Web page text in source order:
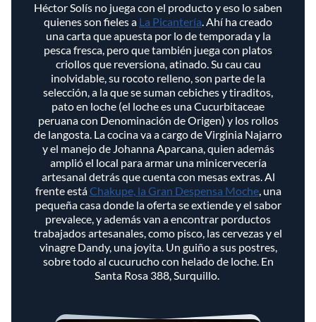
Héctor Solís no juega con el producto y eso lo saben
quienes son fieles a La Picantería. Ahí ha creado
una carta que apuesta por lo de temporada y la
pesca fresca, pero que también juega con platos
criollos que reversiona, atinado. Su cau cau
inolvidable, su rocoto relleno, son parte de la
selección, a la que se suman cebiches y tiraditos,
pato en loche (el loche es una Cucurbitaceae
peruana con Denominación de Origen) y los rollos
de langosta. La cocina va a cargo de Virginia Najarro
y el manejo de Johanna Aparcana, quien además
amplió el local para armar una minicervecería
artesanal detrás que cuenta con mesas extras. Al
frente estáChakupe, la Gran Despensa Moche, una
pequeña casa donde la oferta se extiende y el sabor
prevalece, y además van a encontrar porductos
trabajados artesanales, como pisco, las cervezas y el
vinagre Dandy, una joyita. Un guiño a sus postres,
sobre todo al cucurucho con helado de loche. En
Santa Rosa 388, Surquillo.